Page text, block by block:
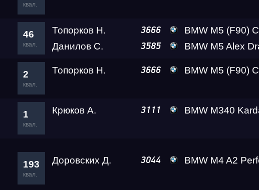
Test & Tune PRO
квал.
46
квал.
Топорков Н. 3666 BMW M5 (F90) Competition
Данилов С.
3585 BMW M5 Alex Drag
2
квал.
Топорков Н. 3666 BMW M5 (F90) Competition
1
квал.
Крюков А. 3111 BMW M340 Kardashian Real
193
квал.
Доровских Д. 3044 BMW M4 A2